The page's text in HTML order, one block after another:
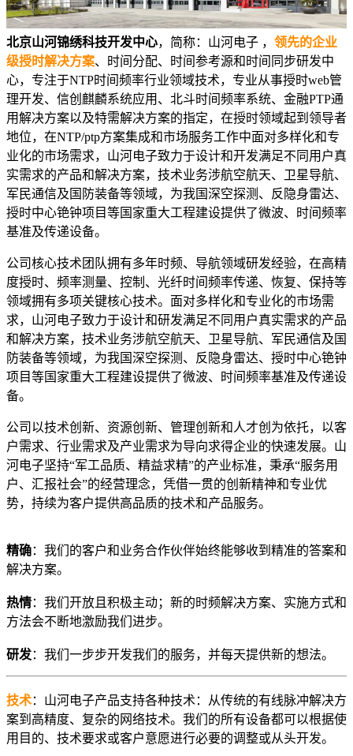
北京山河锦绣科技开发中心，简称：山河电子 ， 领先的企业
级授时解决方案、时间分配、时间参考源和时间同步研发中
心，专注于NTP时间频率行业领域技术，专业从事授时web管
理开发、信创麒麟系统应用、北斗时间频率系统、金融PTP通
用解决方案以及特需解决方案的指定，在授时领域起到领导者
地位，在NTP/ptp方案集成和市场服务工作中面对多样化和专
业化的市场需求，山河电子致力于设计和开发满足不同用户真
实需求的产品和解决方案，技术业务涉航空航天、卫星导航、
军民通信及国防装备等领域，为我国深空探测、反隐身雷达、
授时中心铯钟项目等国家重大工程建设提供了微波、时间频率
基准及传递设备。
公司核心技术团队拥有多年时频、导航领域研发经验，在高精
度授时、频率测量、控制、光纤时间频率传递、恢复、保持等
领域拥有多项关键核心技术。面对多样化和专业化的市场需
求，山河电子致力于设计和研发满足不同用户真实需求的产品
和解决方案，技术业务涉航空航天、卫星导航、军民通信及国
防装备等领域，为我国深空探测、反隐身雷达、授时中心铯钟
项目等国家重大工程建设提供了微波、时间频率基准及传递设
备。
公司以技术创新、资源创新、管理创新和人才创为依托，以客
户需求、行业需求及产业需求为导向求得企业的快速发展。山
河电子坚持“军工品质、精益求精”的产业标准，秉承“服务用
户、汇报社会”的经营理念，凭借一贯的创新精神和专业优
势，持续为客户提供高品质的技术和产品服务。
精确：我们的客户和业务合作伙伴始终能够收到精准的答案和
解决方案。
热情：我们开放且积极主动；新的时频解决方案、实施方式和
方法会不断地激励我们进步。
研发：我们一步步开发我们的服务，并每天提供新的想法。
技术：山河电子产品支持各种技术：从传统的有线脉冲解决方
案到高精度、复杂的网络技术。我们的所有设备都可以根据使
用目的、技术要求或客户意愿进行必要的调整或从头开发。